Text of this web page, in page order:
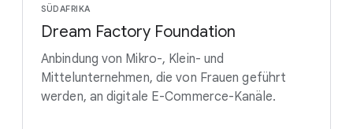
SÜDAFRIKA
Dream Factory Foundation
Anbindung von Mikro-, Klein- und
Mittelunternehmen, die von Frauen geführt
werden, an digitale E-Commerce-Kanäle.